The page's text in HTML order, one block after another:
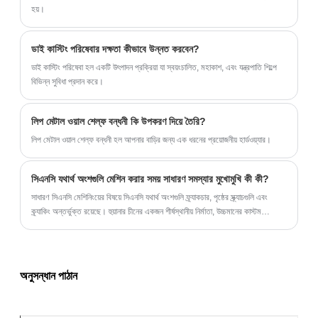
হয়।
ডাই কাস্টিং পরিষেবার দক্ষতা কীভাবে উন্নত করবেন?
ডাই কাস্টিং পরিষেবা হল একটি উৎপাদন প্রক্রিয়া যা স্বয়ংচালিত, মহাকাশ, এবং যন্ত্রপাতি শিল্পে
বিভিন্ন সুবিধা প্রদান করে।
লিপ মেটাল ওয়াল শেল্ফ বন্ধনী কি উপকরণ দিয়ে তৈরি?
লিপ মেটাল ওয়াল শেল্ফ বন্ধনী হল আপনার বাড়ির জন্য এক ধরনের প্রয়োজনীয় হার্ডওয়্যার।
সিএনসি যথার্থ অংশগুলি মেশিন করার সময় সাধারণ সমস্যার মুখোমুখি কী কী?
সাধারণ সিএনসি মেশিনিংয়ের বিষয়ে সিএনসি যথার্থ অংশগুলি ফ্র্যাকচার, পৃষ্ঠের স্ক্র্যাচগুলি এবং
ক্র্যাকিং অন্তর্ভুক্ত রয়েছে। হুয়ানার চীনের একজন শীর্ষস্থানীয় নির্মাতা, উচ্চমানের কাস্টম
অনুসন্ধান পাঠান